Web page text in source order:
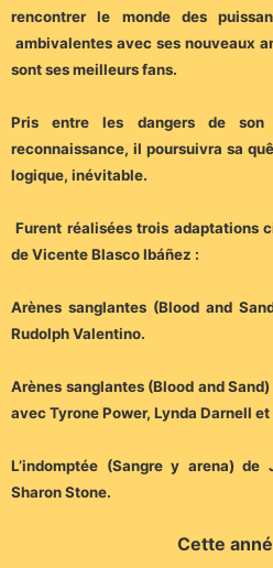
rencontrer le monde des
ambivalentes avec ses nouveaux
sont ses meilleurs fans.
Pris entre les dangers de
reconnaissance, il poursuivra sa
logique, inévitable.
Furent réalisées trois adaptations
de Vicente Blasco Ibáñez :
Arènes sanglantes (Blood and
Rudolph Valentino.
Arènes sanglantes (Blood and
avec Tyrone Power, Lynda Darnell
L’indomptée (Sangre y arena)
Sharon Stone.
Cette